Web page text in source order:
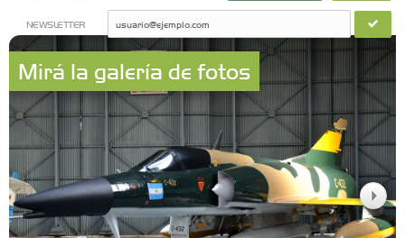
NEWSLETTER
Mirá la galería de fotos